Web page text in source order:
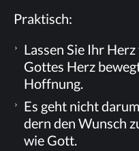
Prak­tisch:
Las­sen Sie Ihr
Got­tes Herz
Hoffnung.
Es geht nicht
dern den Wunsch
wie Gott.